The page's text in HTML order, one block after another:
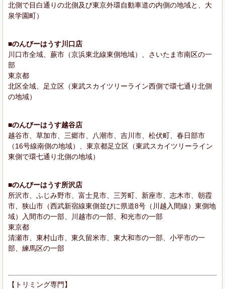
北側で目白通りの北側及び東京外環自動車道の内側の地域と、大
泉学園町）
■のんびーはうす川口店
川口市全域、蕨市（京浜東北線東側地域）、さいたま市南区の一
部
東京都
北区全域、足立区（東武スカイツリーライン西側で環七通り北側
の地域）
■のんびーはうす越谷店
越谷市、草加市、三郷市、八潮市、吉川市、松伏町、春日部市
（16号線南側の地域）、東京都足立区（東武スカイツリーライン
東側で環七通り北側の地域）
■のんびーはうす所沢店
所沢市、ふじみ野市、富士見市、三芳町、新座市、志木市、朝霞
市、狭山市（西武新宿線東側並びに県道8号（川越入間線）東側地
域）入間市の一部、川越市の一部、和光市の一部
東京都
清瀬市、東村山市、東久留米市、東大和市の一部、小平市の一
部、練馬区の一部
【トリミング専門】